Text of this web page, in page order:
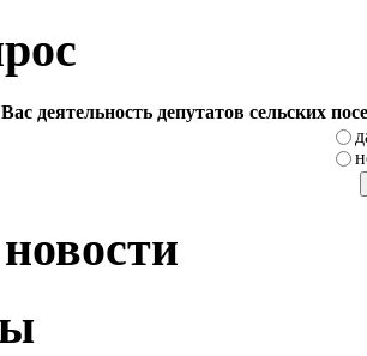
деятельность депутатов сельских